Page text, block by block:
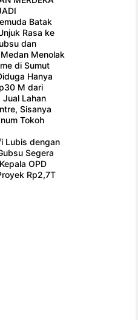
Batak
Rasa ke
dan
Menolak
di Sumut
Hanya
M dari
Jual Lahan
Sisanya
Tokoh
Lubis dengan
Segera
OPD
Rp2,7T